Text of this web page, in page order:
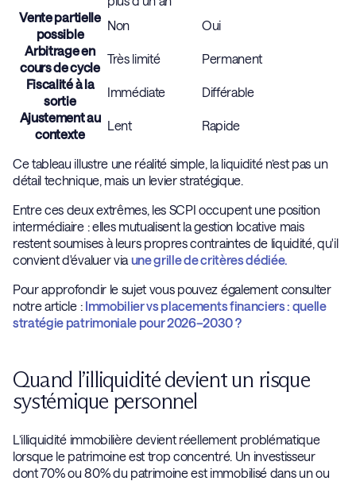
Vente partielle
possible
Non
Oui
Arbitrage en
cours de cycle
Très limité
Permanent
Fiscalité à la
sortie
Immédiate
Différable
Ajustement au
contexte
Lent Rapide
Ce tableau illustre une réalité simple, la liquidité n’est pas un
détail technique, mais un levier stratégique.
Entre ces deux extrêmes, les SCPI occupent une position
intermédiaire : elles mutualisent la gestion locative mais
restent soumises à leurs propres contraintes de liquidité, qu'il
convient d'évaluer via une grille de critères dédiée.
Pour approfondir le sujet vous pouvez également consulter
notre article : Immobilier vs placements financiers : quelle
stratégie patrimoniale pour 2026–2030 ?
Quand l’illiquidité devient un risque
systémique personnel
L’illiquidité immobilière devient réellement problématique
lorsque le patrimoine est trop concentré. Un investisseur
dont 70% ou 80% du patrimoine est immobilisé dans un ou